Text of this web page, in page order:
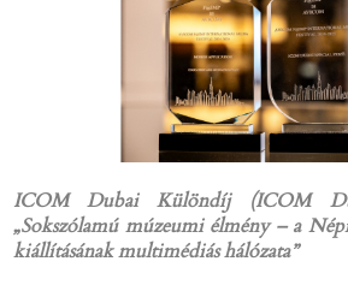
ICOM Dubai Különdíj (ICOM
„Sokszólamú múzeumi élmény – a
kiállításának multimédiás hálózata”